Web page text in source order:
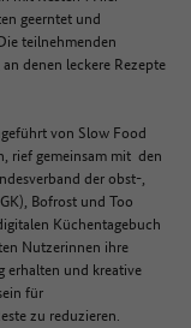
geerntet und
teilnehmenden
denen leckere Rezepte
von Slow Food
rief gemeinsam mit den
der obst-,
Bofrost und Too
Küchentagebuch
Nutzerinnen ihre
erhalten und kreative
für
zu reduzieren.